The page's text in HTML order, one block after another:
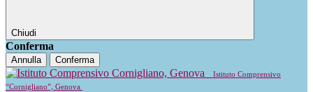
Chiudi
Conferma
Annulla Conferma
Istituto Comprensivo
“Cornigliano”, Genova